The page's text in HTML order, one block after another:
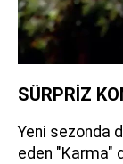
SÜRPRİZ
Yeni sezonda
eden "Karma"